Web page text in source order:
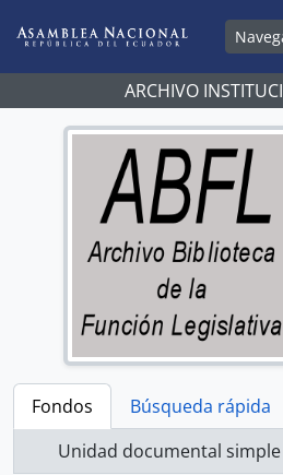
ARCHIVO
Fondos
Búsqueda rápida
Unidad documental simple